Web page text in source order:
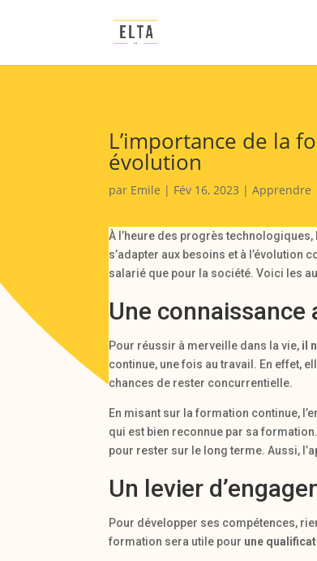
L’importance de la
évolution
par Emile | Fév 16, 2023 |Apprendre
À l’heure des progrès
s’adapter aux besoins et à l’évolution
salarié que pour la société. Voici les
Une
Pour réussir à merveille dans la vie, il
continue, une fois au travail. En effet,
chances de rester concurrentielle.
En misant sur la formation continue,
qui est bien reconnue par sa
pour rester sur le long terme. Aussi,
Un levier
Pour développer ses compétences,
formation sera utile pour une